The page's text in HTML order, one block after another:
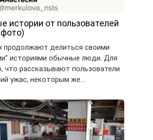
истории от пользователей
продолжают делиться своими
историями обычные люди. Для
что рассказывают пользователи
ужас, некоторым же…